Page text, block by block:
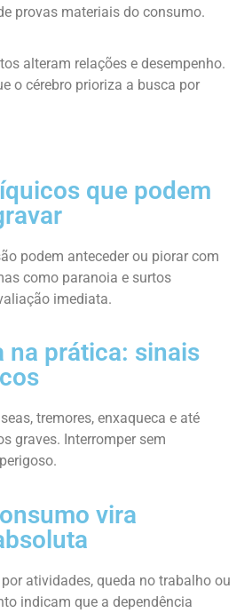
provas materiais do consumo.
alteram relações e desempenho.
o cérebro prioriza a busca por
que podem
podem anteceder ou piorar com
como paranoia e surtos
imediata.
na prática: sinais
tremores, enxaqueca e até
graves. Interromper sem
vira
atividades, queda no trabalho ou
indicam que a dependência